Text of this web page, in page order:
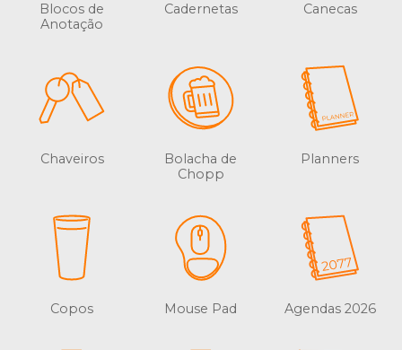
Blocos de
Anotação
Cadernetas Canecas
Chaveiros
Bolacha de
Chopp
Planners
Copos Mouse Pad Agendas 2026